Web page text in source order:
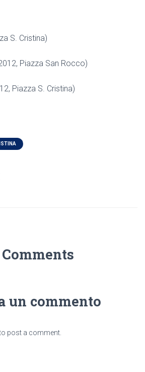
S. Cristina)
Piazza San Rocco)
Piazza S. Cristina)
Comments
un commento
post a comment.